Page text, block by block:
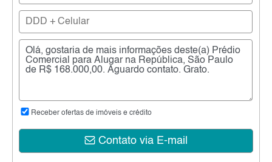
Receber ofertas de imóveis e crédito
Contato via E-mail